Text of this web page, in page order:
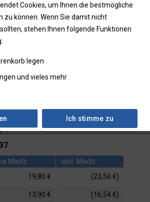
MwSt.
inkl. MwSt.
19,80 € (23,56 €)
13,90 € (16,54 €)
Cookies, um Ihnen die bestmögliche
zu können. Wenn Sie damit nicht
stehen Ihnen folgende Funktionen
legen
und vieles mehr
Ich stimme zu